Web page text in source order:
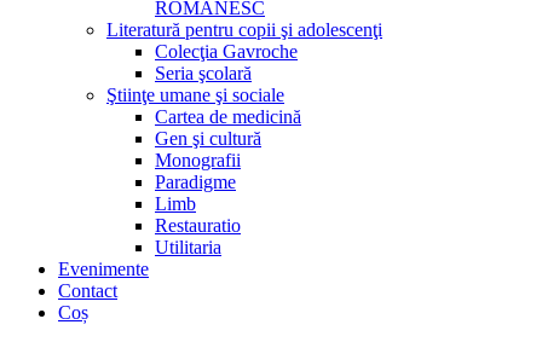
ROMÂNESC
Literatură pentru copii şi adolescenţi
Colecţia Gavroche
Seria şcolară
Ştiinţe umane şi sociale
Cartea de medicină
Gen şi cultură
Monografii
Paradigme
Limb
Restauratio
Utilitaria
Evenimente
Contact
Coș